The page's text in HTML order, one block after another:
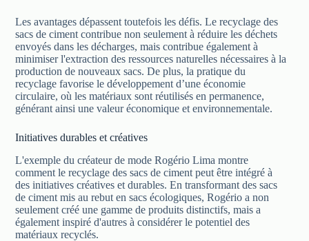
Les avantages dépassent toutefois les défis. Le recyclage des
sacs de ciment contribue non seulement à réduire les déchets
envoyés dans les décharges, mais contribue également à
minimiser l'extraction des ressources naturelles nécessaires à la
production de nouveaux sacs. De plus, la pratique du
recyclage favorise le développement d’une économie
circulaire, où les matériaux sont réutilisés en permanence,
générant ainsi une valeur économique et environnementale.
Initiatives durables et créatives
L'exemple du créateur de mode Rogério Lima montre
comment le recyclage des sacs de ciment peut être intégré à
des initiatives créatives et durables. En transformant des sacs
de ciment mis au rebut en sacs écologiques, Rogério a non
seulement créé une gamme de produits distinctifs, mais a
également inspiré d'autres à considérer le potentiel des
matériaux recyclés.